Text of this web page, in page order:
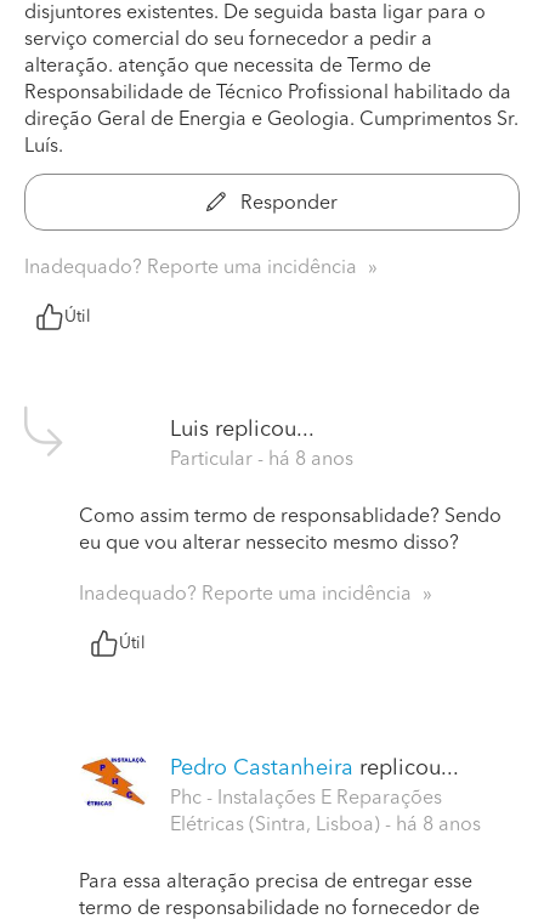
disjuntores existentes. De seguida basta ligar para o
serviço comercial do seu fornecedor a pedir a
alteração. atenção que necessita de Termo de
Responsabilidade de Técnico Profissional habilitado da
direção Geral de Energia e Geologia. Cumprimentos Sr.
Luís.
Responder
Inadequado? Reporte uma incidência
Útil
Luis replicou...
Particular - há 8 anos
Como assim termo de responsablidade? Sendo
eu que vou alterar nessecito mesmo disso?
Inadequado? Reporte uma incidência
Útil
Pedro Castanheira replicou...
Phc - Instalações E Reparações
Elétricas (Sintra, Lisboa) - há 8 anos
Para essa alteração precisa de entregar esse
termo de responsabilidade no fornecedor de